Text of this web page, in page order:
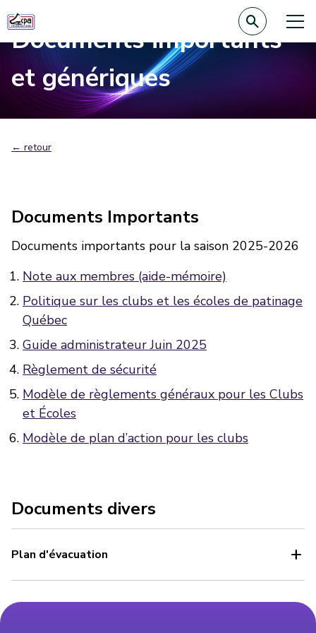
Documents importants
et génériques
← retour
Documents Importants
Documents importants pour la saison 2025-2026
Note aux membres (aide-mémoire)
Politique sur les clubs et les écoles de patinage
Québec
Guide administrateur Juin 2025
Règlement de sécurité
Modèle de règlements généraux pour les Clubs
et Écoles
Modèle de plan d’action pour les clubs
Documents divers
Plan d'évacuation add